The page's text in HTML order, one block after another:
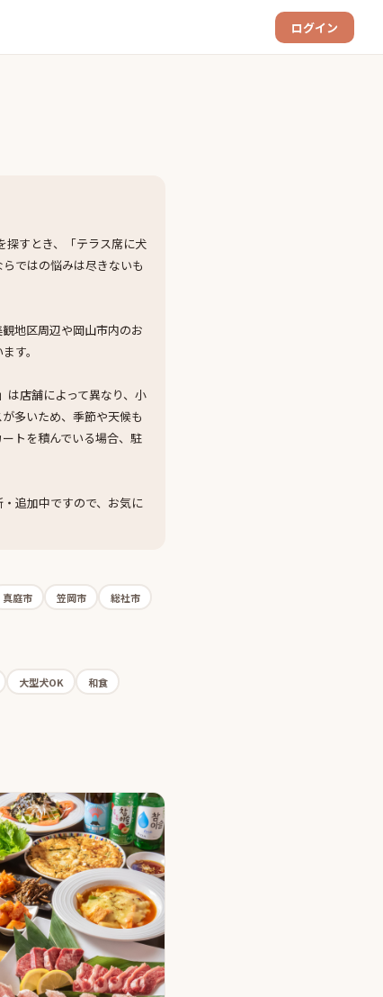
ログイン
探すとき、「テラス席に犬
ではの悩みは尽きないも
地区周辺や岡山市内のお
す。
は店舗によって異なり、小
多いため、季節や天候も
トを積んでいる場合、駐
追加中ですので、お気に
真庭市 笠岡市
総社市
大型犬OK 和食